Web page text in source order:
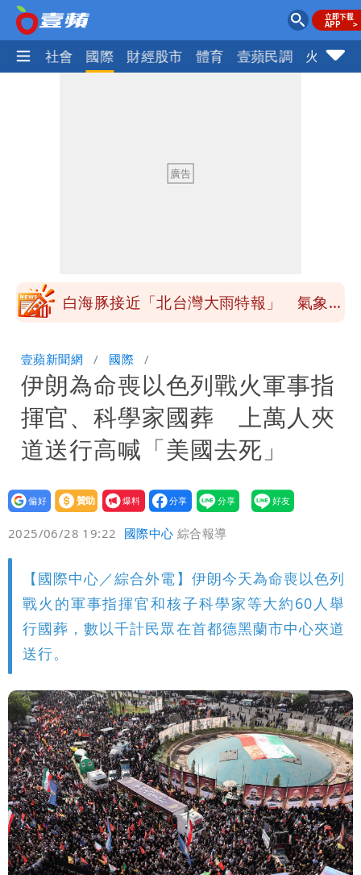
政治 社會 國際 財經股市 體育 壹蘋民調 火線話
交往3個月閃嫁農業處科長
柯文哲陪媽媽過父親節 分享「爸爸留給
恐下500毫米
白海豚接近「北台灣大雨特報」 氣象
原因「模仿超人力霸王」
原本對小S印象差 家長曝她「私下1舉
動」徹底改觀
姜厚任小24歲女友「舊身分」曝光！昔
交往3個月閃嫁農業處科長
柯文哲陪媽媽過父親節 分享「爸爸留給
我最重要的一課」
壹蘋新聞網 國際
伊朗為命喪以色列戰火軍事指
揮官、科學家國葬 上萬人夾
道送行高喊「美國去死」
設為
贊助
我要
爆料
2025/06/28 19:22 國際中心 綜合報導
【國際中心／綜合外電】伊朗今天為命喪以色列
戰火的軍事指揮官和核子科學家等大約60人舉
行國葬，數以千計民眾在首都德黑蘭市中心夾道
送行。